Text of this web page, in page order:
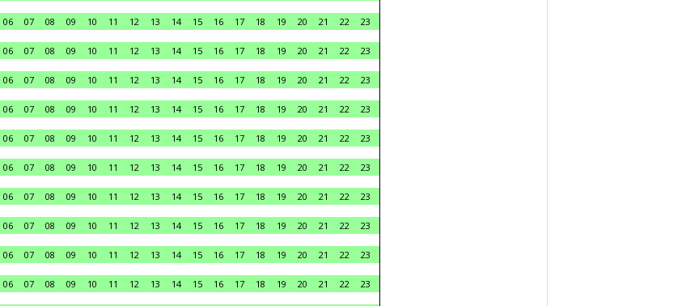
06 07 08 09 10 11 12 13 14 15 16 17 18 19 20 21 22
23
06 07 08 09 10 11 12 13 14 15 16 17 18 19 20 21 22
23
06 07 08 09 10 11 12 13 14 15 16 17 18 19 20 21 22
23
06 07 08 09 10 11 12 13 14 15 16 17 18 19 20 21 22
23
06 07 08 09 10 11 12 13 14 15 16 17 18 19 20 21 22
23
06 07 08 09 10 11 12 13 14 15 16 17 18 19 20 21 22
23
06 07 08 09 10 11 12 13 14 15 16 17 18 19 20 21 22
23
06 07 08 09 10 11 12 13 14 15 16 17 18 19 20 21 22
23
06 07 08 09 10 11 12 13 14 15 16 17 18 19 20 21 22
23
06 07 08 09 10 11 12 13 14 15 16 17 18 19 20 21 22
23